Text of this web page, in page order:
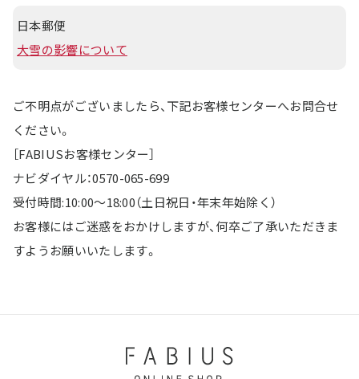
日本郵便
大雪の影響について
ご不明点がございましたら、下記お客様センターへお問合せ
ください。
［FABIUSお客様センター］
ナビダイヤル：0570-065-699
受付時間:10:00～18:00（土日祝日・年末年始除く）
お客様にはご迷惑をおかけしますが、何卒ご了承いただきま
すようお願いいたします。